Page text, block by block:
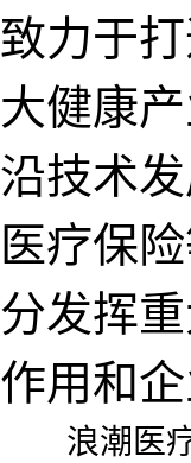
致力于
大健康
沿技术
医疗保
分发挥
作用和
浪潮医疗